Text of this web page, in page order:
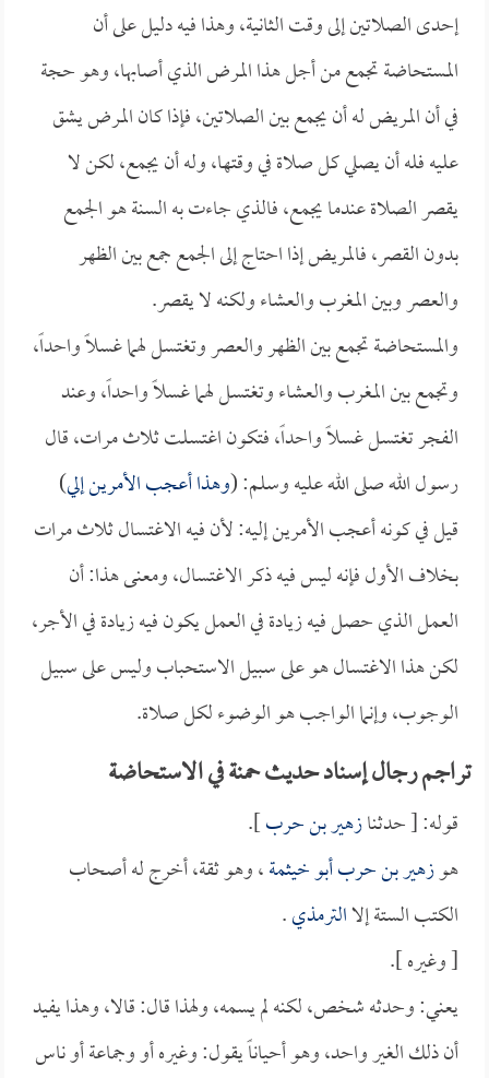
إحدى الصلاتين إلى وقت الثانية، وهذا فيه دليل على أن
المستحاضة تجمع من أجل هذا المرض الذي أصابها، وهو حجة
في أن المريض له أن يجمع بين الصلاتين، فإذا كان المرض يشق
عليه فله أن يصلي كل صلاة في وقتها، وله أن يجمع، لكن لا
يقصر الصلاة عندما يجمع، فالذي جاءت به السنة هو الجمع
بدون القصر، فالمريض إذا احتاج إلى الجمع جمع بين الظهر
والعصر وبين المغرب والعشاء ولكنه لا يقصر.
والمستحاضة تجمع بين الظهر والعصر وتغتسل لهما غسلاً واحداً،
وتجمع بين المغرب والعشاء وتغتسل لهما غسلاً واحداً، وعند
الفجر تغتسل غسلاً واحداً، فتكون اغتسلت ثلاث مرات، قال
رسول الله صلى الله عليه وسلم: (وهذا أعجب الأمرين إلي)
قيل في كونه أعجب الأمرين إليه: لأن فيه الاغتسال ثلاث مرات
بخلاف الأول فإنه ليس فيه ذكر الاغتسال، ومعنى هذا: أن
العمل الذي حصل فيه زيادة في العمل يكون فيه زيادة في الأجر،
لكن هذا الاغتسال هو على سبيل الاستحباب وليس على سبيل
الوجوب، وإنما الواجب هو الوضوء لكل صلاة.
تراجم رجال إسناد حديث حمنة في الاستحاضة
قوله: [ حدثنازهير بن حرب].
هوزهير بن حرب أبو خيثمة، وهو ثقة، أخرج له أصحاب
الكتب الستة إلاالترمذي.
[ وغيره ].
يعني: وحدثه شخص، لكنه لم يسمه، ولهذا قال: قالا، وهذا يفيد
أن ذلك الغير واحد، وهو أحياناً يقول: وغيره أو وجماعة أو ناس